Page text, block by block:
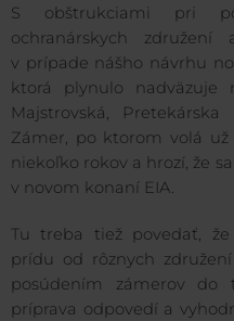
S obštrukciami pri
ochranárskych
v prípade nášho návrhu
ktorá plynulo nadväzuje
Majstrovská,
Zámer, po ktorom volá už
niekoľko rokov a hrozí, že
v novom konaní EIA.
Tu treba tiež povedať,
prídu od rôznych
posúdením zámerov do
príprava odpovedí a